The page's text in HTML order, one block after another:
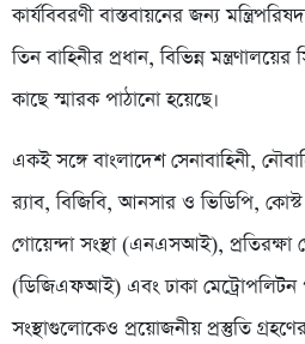
কার্যবিবরণী বাস্তবায়নের জন্য
তিন বাহিনীর প্রধান, বিভিন্ন
কাছে স্মারক পাঠানো হয়েছে।
একই সঙ্গে বাংলাদেশ সেনাবাহিনী,
র‌্যাব, বিজিবি, আনসার ও ভিডিপি, কোস্ট
গোয়েন্দা সংস্থা (এনএসআই), প্রতিরক্ষা
(ডিজিএফআই) এবং ঢাকা মেট্রোপলিটন
সংস্থাগুলোকেও প্রয়োজনীয় প্রস্তুতি